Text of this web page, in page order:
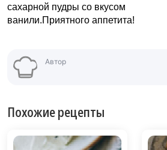
сахарной пудры со вкусом
ванили.Приятного аппетита!
Автор
Похожие рецепты